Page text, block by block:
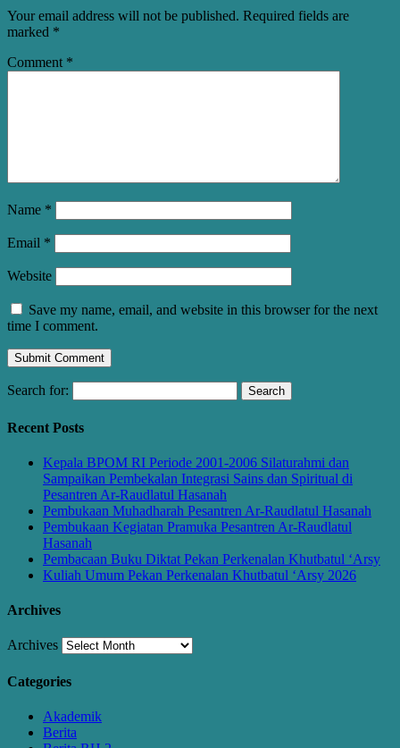
Your email address will not be published. Required fields are
marked *
Comment *
Name *
Email *
Website
Save my name, email, and website in this browser for the next
time I comment.
Search for:
Recent Posts
Kepala BPOM RI Periode 2001-2006 Silaturahmi dan
Sampaikan Pembekalan Integrasi Sains dan Spiritual di
Pesantren Ar-Raudlatul Hasanah
Pembukaan Muhadharah Pesantren Ar-Raudlatul Hasanah
Pembukaan Kegiatan Pramuka Pesantren Ar-Raudlatul
Hasanah
Pembacaan Buku Diktat Pekan Perkenalan Khutbatul ‘Arsy
Kuliah Umum Pekan Perkenalan Khutbatul ‘Arsy 2026
Archives
Archives
Categories
Akademik
Berita